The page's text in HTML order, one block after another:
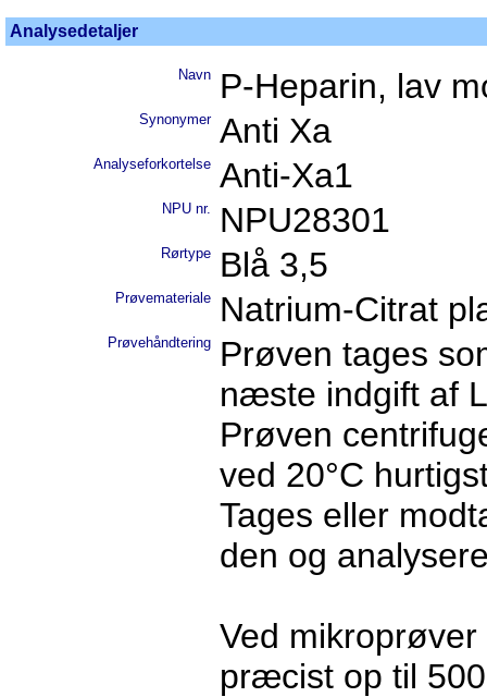
Analysedetaljer
Navn P-Heparin, lav
Synonymer Anti Xa
Analyseforkortelse Anti-Xa1
NPU nr. NPU28301
Rørtype Blå 3,5
Prøvemateriale Natrium-Citrat
Prøvehåndtering
Prøven tages
næste indgift af
Prøven
ved 20°C
Tages eller
den og
Ved
præcist op til